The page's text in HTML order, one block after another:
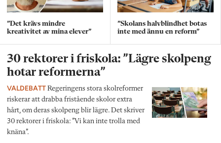
”Det krävs mindre
kreativitet av mina elever”
”Skolans halvblindhet botas
inte med ännu en reform”
30 rektorer i friskola: ”Lägre skolpeng
hotar reformerna”
VALDEBATT Regeringens stora skolreformer
riskerar att drabba fristående skolor extra
hårt, om deras skolpeng blir lägre. Det skriver
30 rektorer i friskola: ”Vi kan inte trolla med
knäna”.